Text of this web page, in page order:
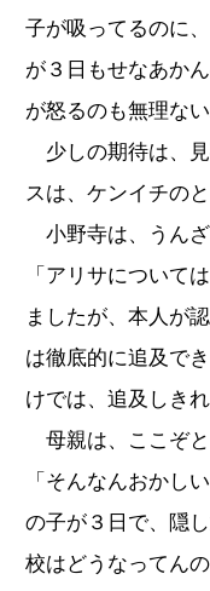
子が吸ってるのに
が３日もせなあか
が怒るのも無理ない
少しの期待は、
スは、ケンイチの
小野寺は、うんざ
「アリサについて
ましたが、本人が
は徹底的に追及で
けでは、追及しき
母親は、ここぞと
「そんなんおかし
の子が３日で、隠
校はどうなってん